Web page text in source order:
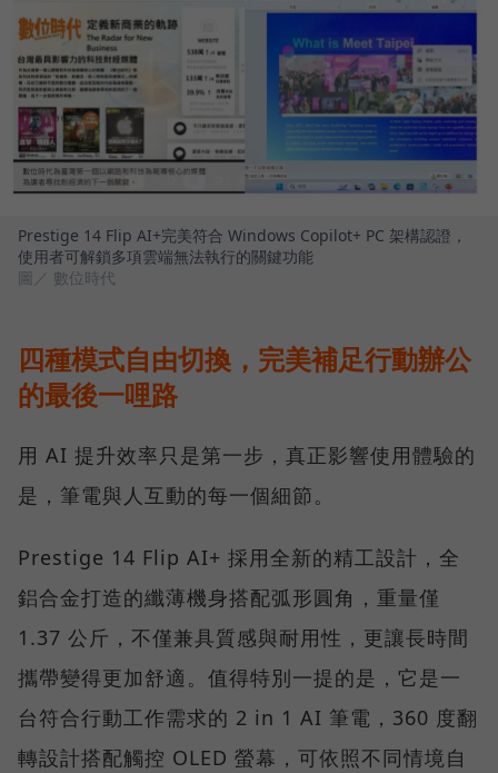
Prestige 14 Flip AI+完美符合 Windows Copilot+ PC 架構認證，
使用者可解鎖多項雲端無法執行的關鍵功能
圖／ 數位時代
四種模式自由切換，完美補足行動辦公
的最後一哩路
用 AI 提升效率只是第一步，真正影響使用體驗的
是，筆電與人互動的每一個細節。
Prestige 14 Flip AI+ 採用全新的精工設計，全
鋁合金打造的纖薄機身搭配弧形圓角，重量僅
1.37 公斤，不僅兼具質感與耐用性，更讓長時間
攜帶變得更加舒適。值得特別一提的是，它是一
台符合行動工作需求的 2 in 1 AI 筆電，360 度翻
轉設計搭配觸控 OLED 螢幕，可依照不同情境自